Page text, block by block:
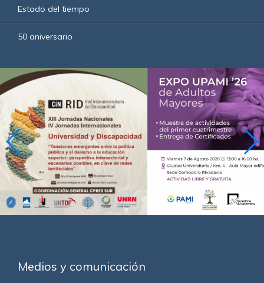
Estado del tiempo
50 aniversario
Medios y comunicación